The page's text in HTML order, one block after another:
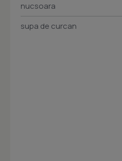
nucsoara
supa de curcan